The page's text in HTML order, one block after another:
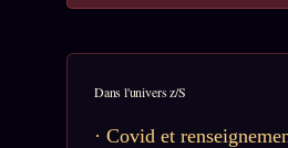
BRAINS MODELS
GENERIC ARCHITECTS
Archives SMK26 TRANSM.
SMK Manifeste
Dans l'univers z/S
Covid et